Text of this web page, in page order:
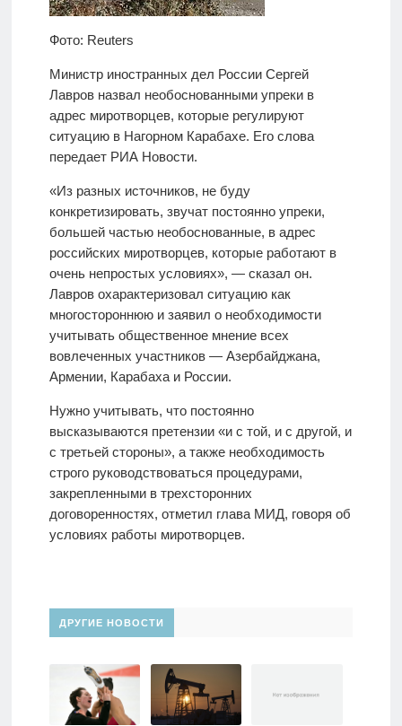
Фото: Reuters
Министр иностранных дел России Сергей
Лавров назвал необоснованными упреки в
адрес миротворцев, которые регулируют
ситуацию в Нагорном Карабахе. Его слова
передает РИА Новости.
«Из разных источников, не буду
конкретизировать, звучат постоянно упреки,
большей частью необоснованные, в адрес
российских миротворцев, которые работают в
очень непростых условиях», — сказал он.
Лавров охарактеризовал ситуацию как
многостороннюю и заявил о необходимости
учитывать общественное мнение всех
вовлеченных участников — Азербайджана,
Армении, Карабаха и России.
Нужно учитывать, что постоянно
высказываются претензии «и с той, и с другой, и
с третьей стороны», а также необходимость
строго руководствоваться процедурами,
закрепленными в трехсторонних
договоренностях, отметил глава МИД, говоря об
условиях работы миротворцев.
ДРУГИЕ НОВОСТИ